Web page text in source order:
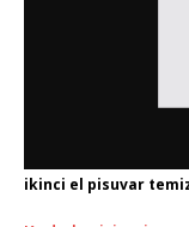
ikinci el pisuvar